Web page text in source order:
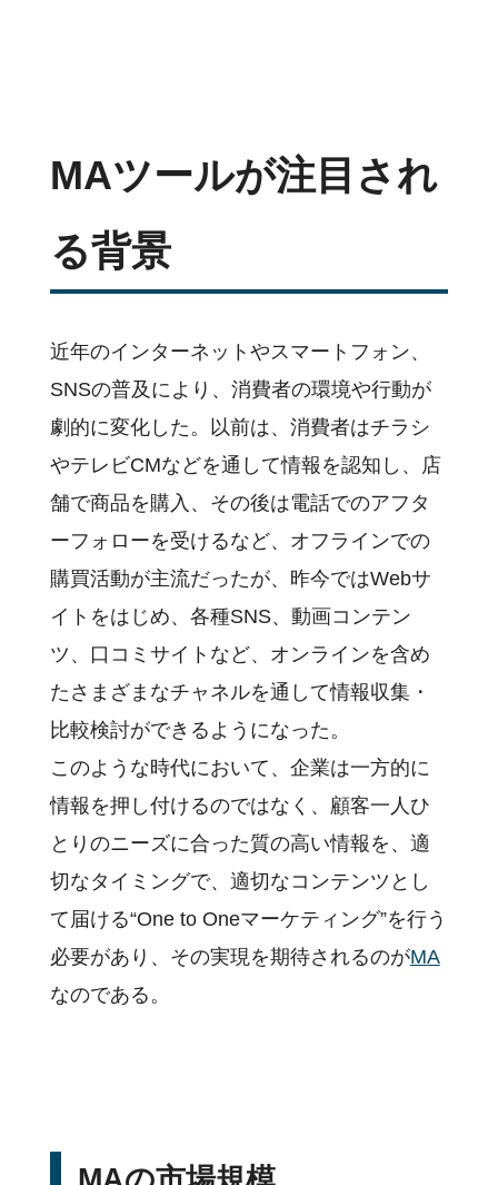
MAツールが注目され
る背景
近年のインターネットやスマートフォン、
SNSの普及により、消費者の環境や行動が
劇的に変化した。以前は、消費者はチラシ
やテレビCMなどを通して情報を認知し、店
舗で商品を購入、その後は電話でのアフタ
ーフォローを受けるなど、オフラインでの
購買活動が主流だったが、昨今ではWebサ
イトをはじめ、各種SNS、動画コンテン
ツ、口コミサイトなど、オンラインを含め
たさまざまなチャネルを通して情報収集・
比較検討ができるようになった。
このような時代において、企業は一方的に
情報を押し付けるのではなく、顧客一人ひ
とりのニーズに合った質の高い情報を、適
切なタイミングで、適切なコンテンツとし
て届ける“One to Oneマーケティング”を行う
必要があり、その実現を期待されるのがMA
なのである。